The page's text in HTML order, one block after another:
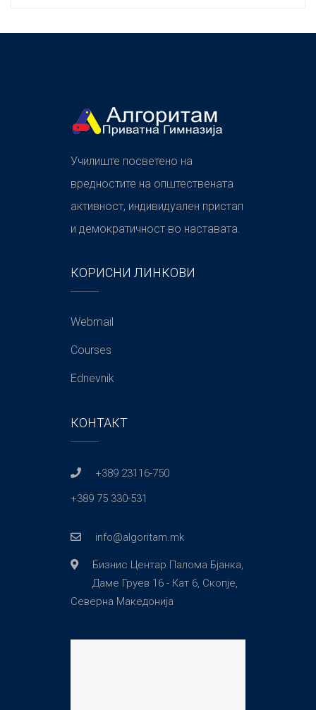
Училиште посветено на
вредностите на општествената
активност, индивидуален пристап
и демократичност во наставата.
КОРИСНИ ЛИНКОВИ
Webmail
Courses
Ednevnik
КОНТАКТ
+389 23116-750
+389 75 330-531
info@algoritam.mk
Бизнис Центар Палома Бјанка,
Даме Груев 16 - Кат 6, Скопје,
Северна Македонија